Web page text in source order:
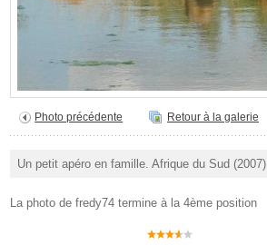
Photo précédente Retour à la galerie
Un petit apéro en famille. Afrique du Sud (2007)
La photo de fredy74 termine à la 4ème position